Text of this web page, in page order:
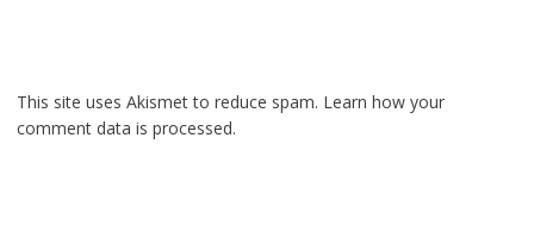
This site uses Akismet to reduce spam. Learn how your
comment data is processed.